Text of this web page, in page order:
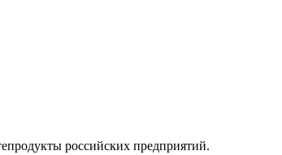
российских предприятий.